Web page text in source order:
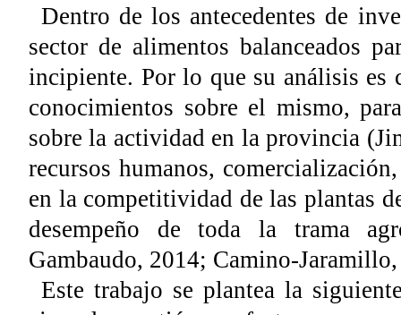
Dentro de los antecedentes de
sector de alimentos balanceados
incipiente. Por lo que su análisis
conocimientos sobre el mismo,
sobre la actividad en la provincia
recursos humanos,
en la competitividad de las plantas
desempeño de toda la trama
Gambaudo, 2014; Camino-
Este trabajo se plantea la